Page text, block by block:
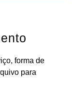
forma de
para